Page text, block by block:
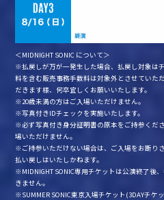
＜MIDNIGHT SONIC について＞
※払戻しが万が一発生した場合、払戻し対象は
料を含む販売事務手数料は対象外とさせていた
だきます様、何卒宜しくお願いいたします。
※20歳未満の方はご入場いただけません。
※写真付きIDチェックを実施いたします。
※必ず写真付き身分証明書の原本をご持参くだ
場いただけません。
※ご持参いただけない場合は、ご入場をお断り
払い戻しはいたしかねます。
※MIDNIGHT SONIC専用チケットは公演終了後
きません。
※SUMMER SONIC東京入場チケット(3DAYチケ